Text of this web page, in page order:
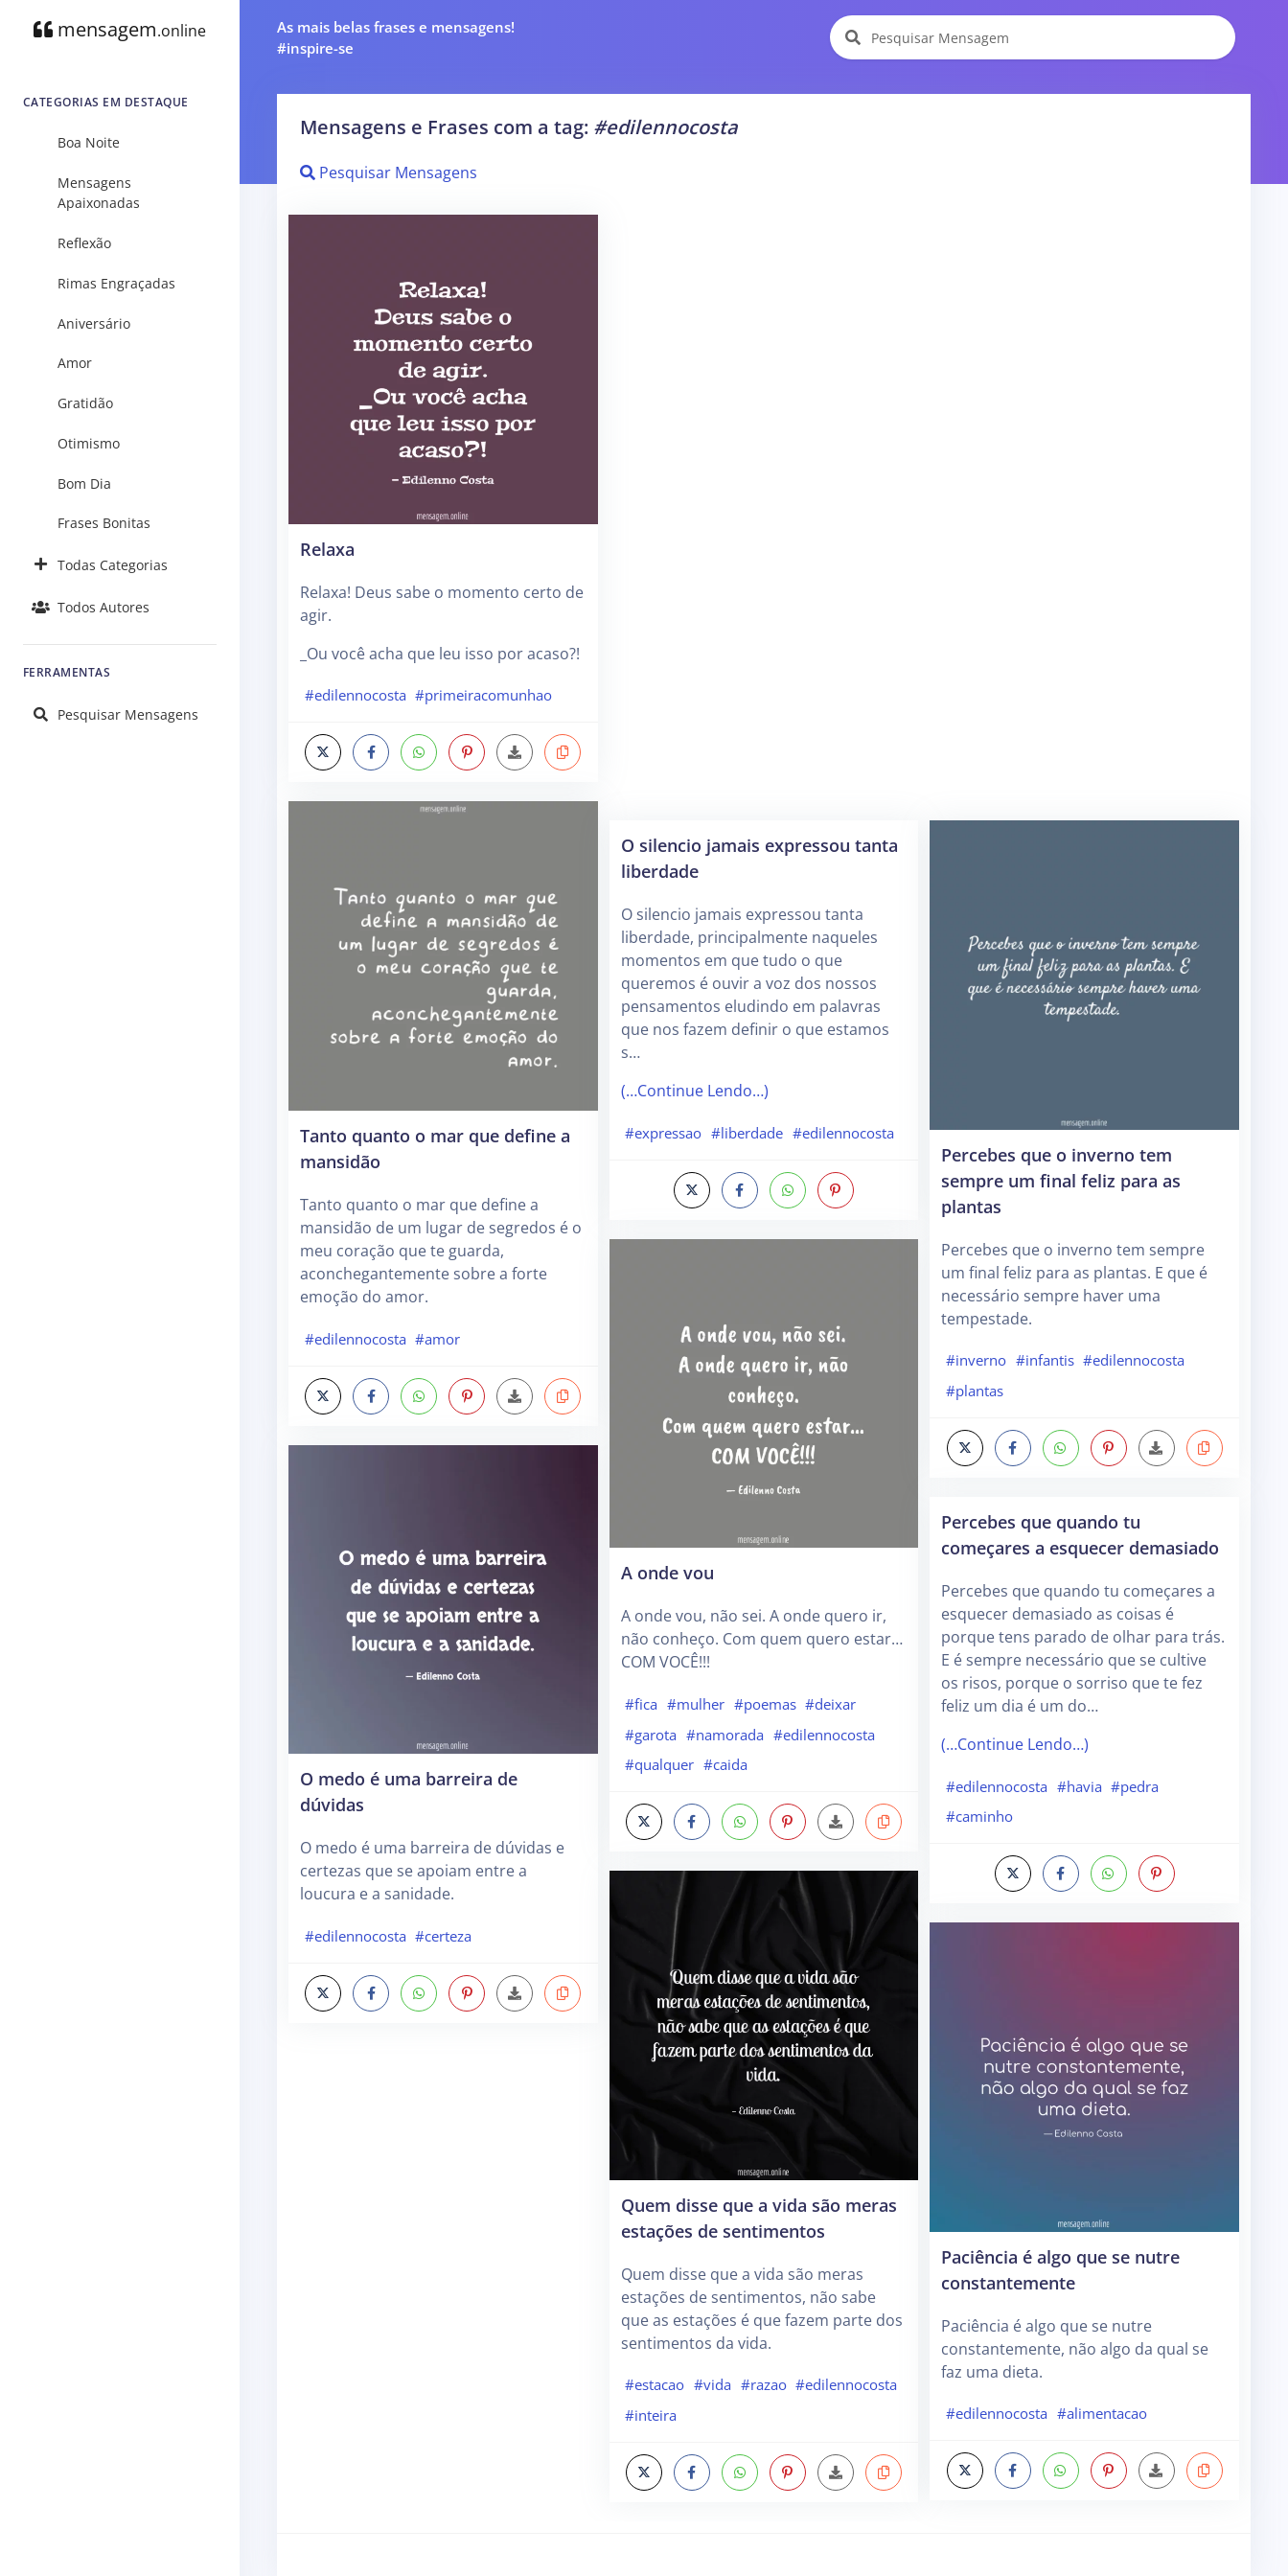
mensagem.online
CATEGORIAS EM DESTAQUE
Boa Noite
Mensagens
Apaixonadas
Reflexão
Rimas Engraçadas
Aniversário
Amor
Gratidão
Otimismo
Bom Dia
Frases Bonitas
Todas Categorias
Todos Autores
FERRAMENTAS
Pesquisar Mensagens
As mais belas frases e mensagens!
#inspire-se
Mensagens e Frases com a tag: #edilennocosta
Pesquisar Mensagens
Relaxa
Relaxa! Deus sabe o momento certo de
agir.
_Ou você acha que leu isso por acaso?!
#edilennocosta #primeiracomunhao
Tanto quanto o mar que define a
mansidão
Tanto quanto o mar que define a
mansidão de um lugar de segredos é o
meu coração que te guarda,
aconchegantemente sobre a forte
emoção do amor.
#edilennocosta #amor
O medo é uma barreira de
dúvidas
O medo é uma barreira de dúvidas e
certezas que se apoiam entre a
loucura e a sanidade.
#edilennocosta #certeza
O silencio jamais expressou tanta
liberdade
O silencio jamais expressou tanta
liberdade, principalmente naqueles
momentos em que tudo o que
queremos é ouvir a voz dos nossos
pensamentos eludindo em palavras
que nos fazem definir o que estamos
s…
(…Continue Lendo…)
#expressao #liberdade #edilennocosta
A onde vou
A onde vou, não sei. A onde quero ir,
não conheço. Com quem quero estar…
COM VOCÊ!!!
#fica #mulher #poemas #deixar
#garota #namorada #edilennocosta
#qualquer #caida
Quem disse que a vida são meras
estações de sentimentos
Quem disse que a vida são meras
estações de sentimentos, não sabe
que as estações é que fazem parte dos
sentimentos da vida.
#estacao #vida #razao #edilennocosta
#inteira
Percebes que o inverno tem
sempre um final feliz para as
plantas
Percebes que o inverno tem sempre
um final feliz para as plantas. E que é
necessário sempre haver uma
tempestade.
#inverno #infantis #edilennocosta
#plantas
Percebes que quando tu
começares a esquecer demasiado
Percebes que quando tu começares a
esquecer demasiado as coisas é
porque tens parado de olhar para trás.
E é sempre necessário que se cultive
os risos, porque o sorriso que te fez
feliz um dia é um do…
(…Continue Lendo…)
#edilennocosta #havia #pedra
#caminho
Paciência é algo que se nutre
constantemente
Paciência é algo que se nutre
constantemente, não algo da qual se
faz uma dieta.
#edilennocosta #alimentacao